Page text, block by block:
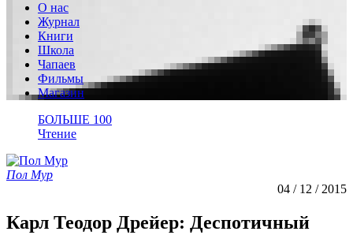
О нас
Журнал
Книги
Школа
Чапаев
Фильмы
Магазин
БОЛЬШЕ 100
Чтение
Пол Мур
04 / 12 / 2015
Карл Теодор Дрейер: Деспотичный